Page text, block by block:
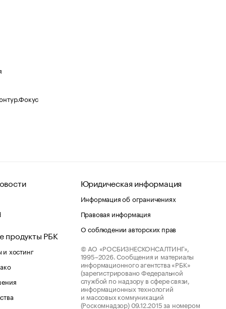
продукты РБК
хостинг
Юридическая информация
Информация об ограничениях
Правовая информация
О соблюдении авторских прав
© АО «РОСБИЗНЕСКОНСАЛТИНГ»,
1995–2026. Сообщения и материалы
информационного агентства «РБК»
(зарегистрировано Федеральной
службой по надзору в сфере связи,
информационных технологий
и массовых коммуникаций
(Роскомнадзор) 09.12.2015 за номером